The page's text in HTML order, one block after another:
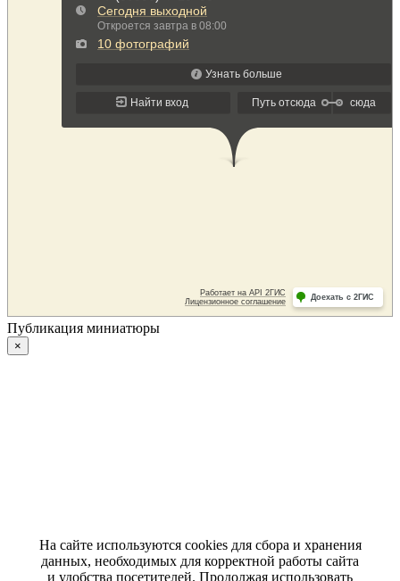
Публикация миниатюры
×
На сайте используются cookies для сбора и хранения
данных, необходимых для корректной работы сайта
и удобства посетителей. Продолжая использовать